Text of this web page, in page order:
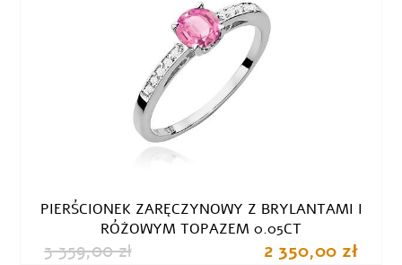
PIERŚCIONEK ZARĘCZYNOWY Z BRYLANTAMI I
RÓŻOWYM TOPAZEM 0.05CT
3 359,00 zł 2 350,00 zł